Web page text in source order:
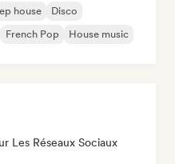
house
Disco
French Pop House music
Les Réseaux Sociaux